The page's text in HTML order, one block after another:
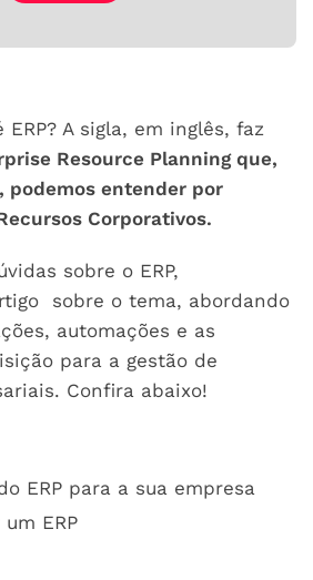
A sigla, em inglês, faz
Resource Planning que,
podemos entender por
Corporativos.
sobre o ERP,
sobre o tema, abordando
automações e as
para a gestão de
Confira abaixo!
ERP para a sua empresa
ERP